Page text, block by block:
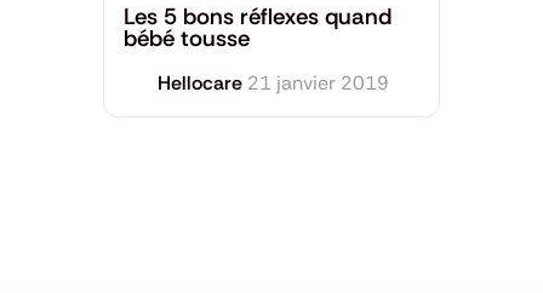
Les 5 bons réflexes quand
bébé tousse
Hellocare 21 janvier 2019